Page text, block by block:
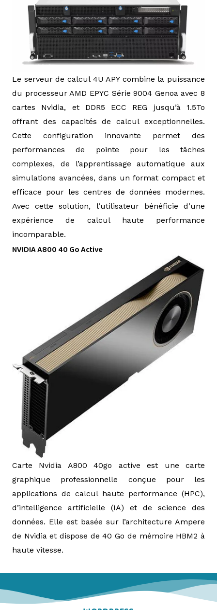
Le serveur de calcul 4U APY combine la puissance
du processeur AMD EPYC Série 9004 Genoa avec 8
cartes Nvidia, et DDR5 ECC REG jusqu’à 1.5To
offrant des capacités de calcul exceptionnelles.
Cette configuration innovante permet des
performances de pointe pour les tâches
complexes, de l’apprentissage automatique aux
simulations avancées, dans un format compact et
efficace pour les centres de données modernes.
Avec cette solution, l’utilisateur bénéficie d’une
expérience de calcul haute performance
incomparable.
NVIDIA A800 40 Go Active
Carte Nvidia A800 40go active est une carte
graphique professionnelle conçue pour les
applications de calcul haute performance (HPC),
d’intelligence artificielle (IA) et de science des
données. Elle est basée sur l’architecture Ampere
de Nvidia et dispose de 40 Go de mémoire HBM2 à
haute vitesse.